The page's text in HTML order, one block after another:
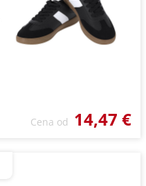
Cena od 14,47 €